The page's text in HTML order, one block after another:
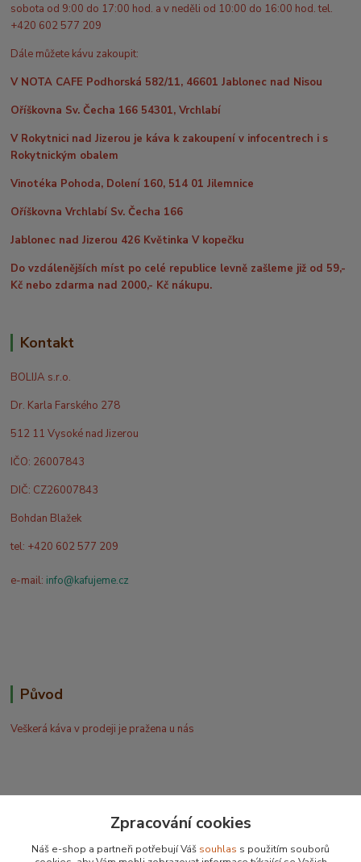
sobota od 9:00 do 17:00 hod. a v neděli od 10:00 do 16:00 hod. tel.
+420 602 577 209
Dále můžete kávu zakoupit:
V NOTA CAFE Podhorská 582/11, 46601 Jablonec nad Nisou
Oříškovna Sv. Čecha 166 54301, Vrchlabí
V Rokytnici nad Jizerou je káva k zakoupení v infocentrech i s
Rokytnickým obalem
Vinotéka Pohoda, Dolení 160, 514 01 Jilemnice
Oříškovna Vrchlabí Sv. Čecha 166
Jablonec nad Jizerou 426 Květinka V kopečku
Do vzdálenějších míst po celé republice levně zašleme již od 59,-
Kč nebo zdarma nad 2000,- Kč nákupu.
Kontakt
BOLIJA s.r.o.
Dr. Karla Farského 278
512 11 Vysoké nad Jizerou
IČO: 26007843
DIČ: CZ26007843
Bohdan Blažek
tel: +420 602 577 209
e-mail: info@kafujeme.cz
Původ
Veškerá káva v prodeji je pražena u nás
+420 602 577 209
Zpracování cookies
Náš e-shop a partneři potřebují Váš souhlas s použitím souborů